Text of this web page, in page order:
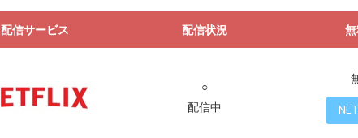
配信サービス 配信状況
○
配信中